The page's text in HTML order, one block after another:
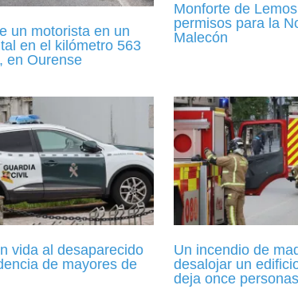
un motorista en un
en el kilómetro 563
en Ourense
Monforte de
permisos para la
Malecón
vida al desaparecido
de mayores de
Un incendio de
desalojar un
deja once